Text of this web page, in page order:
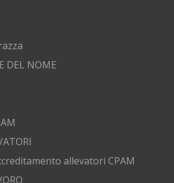
DEL NOME
allevatori CPAM